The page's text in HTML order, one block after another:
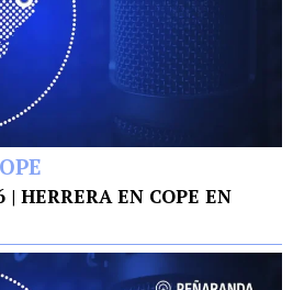
HERRERA EN COPE EN